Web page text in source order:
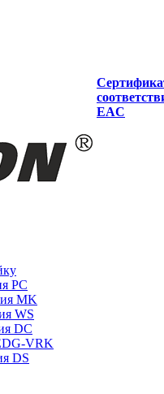
EAC
PC
MK
WS
DC
VRK
DS